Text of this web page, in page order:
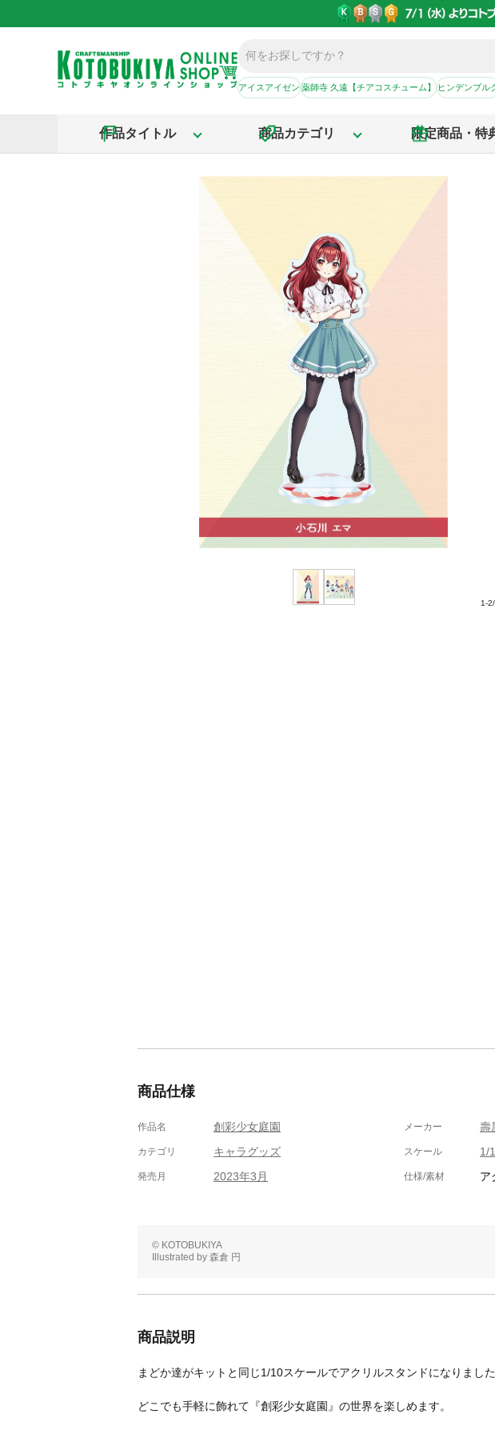
アイスアイゼン薬師寺 久遠【チアコスチューム】ヒンデンブル
作品タイトル 商品カテゴリ 限定商品・特
1-2/
商品仕様
作品名 創彩少女庭園 メーカー 壽
カテゴリ キャラグッズ スケール 1/
発売月 2023年3月 仕様/素材 ア
© KOTOBUKIYA
Illustrated by 森倉 円
商品説明
まどか達がキットと同じ1/10スケールでアクリルスタンドになりました
どこでも手軽に飾れて『創彩少女庭園』の世界を楽しめます。